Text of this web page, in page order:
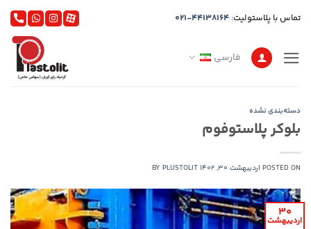
تماس با پلاستولیت: 021-44138164
فارسی
دسته‌بندی نشده
بلوکر پلاستوفوم
POSTED ON اردیبهشت 30, 1402 BY PLUSTOLIT
30
اردیبهشت